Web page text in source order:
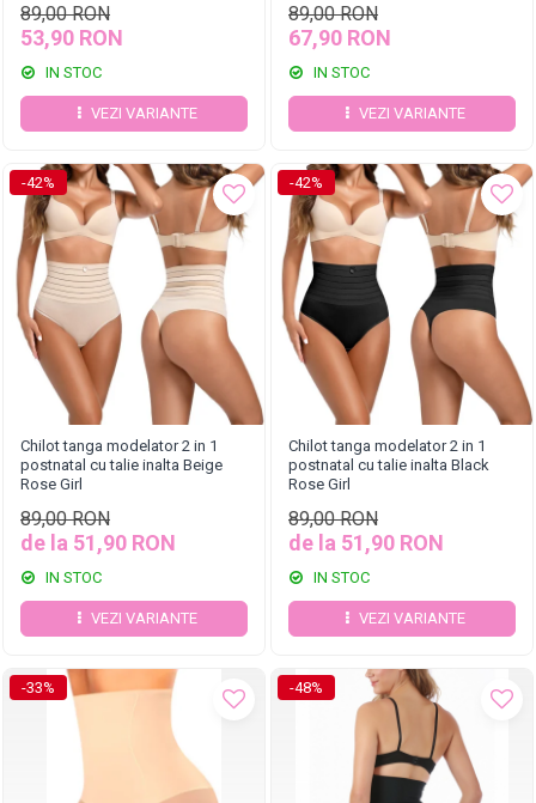
89,00 RON
53,90 RON
IN STOC
VEZI VARIANTE
89,00 RON
67,90 RON
IN STOC
VEZI VARIANTE
-42%
Chilot tanga modelator 2 in 1
postnatal cu talie inalta Beige
Rose Girl
89,00 RON
de la 51,90 RON
IN STOC
VEZI VARIANTE
-42%
Chilot tanga modelator 2 in 1
postnatal cu talie inalta Black
Rose Girl
89,00 RON
de la 51,90 RON
IN STOC
VEZI VARIANTE
-33% -48%